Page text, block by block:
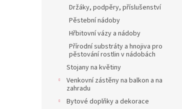
Držáky, podpěry, příslušenství
Pěstební nádoby
Hřbitovní vázy a nádoby
Přírodní substráty a hnojiva pro
pěstování rostlin v nádobách
Stojany na květiny
Venkovní zástěny na balkon a na
zahradu
Bytové doplňky a dekorace